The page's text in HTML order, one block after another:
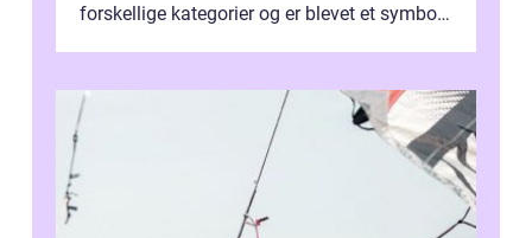
forskellige kategorier og er blevet et symbol